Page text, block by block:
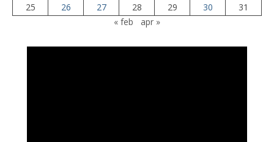
25
26 27 28 29 30
31
« feb
apr »